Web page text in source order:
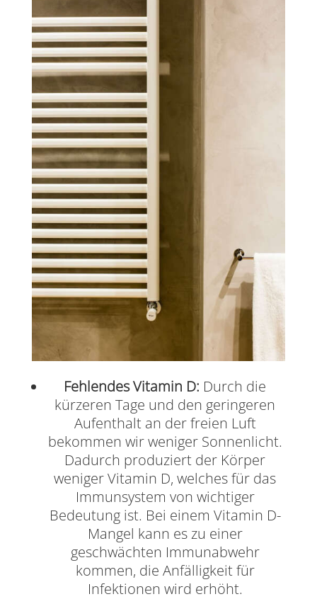
Fehlendes Vitamin D: Durch die
kürzeren Tage und den geringeren
Aufenthalt an der freien Luft
bekommen wir weniger Sonnenlicht.
Dadurch produziert der Körper
weniger Vitamin D, welches für das
Immunsystem von wichtiger
Bedeutung ist. Bei einem Vitamin D-
Mangel kann es zu einer
geschwächten Immunabwehr
kommen, die Anfälligkeit für
Infektionen wird erhöht.